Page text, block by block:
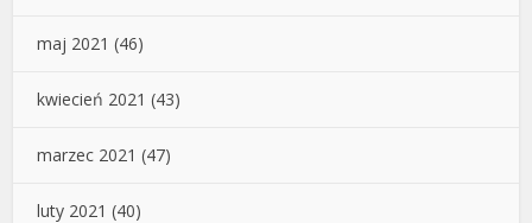
maj 2021 (46)
kwiecień 2021 (43)
marzec 2021 (47)
luty 2021 (40)